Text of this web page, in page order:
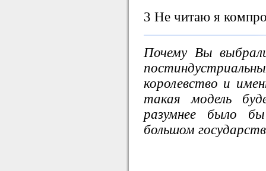
3 Не читаю я
Почему Вы
королевство и
такая модель
разумнее было
большом